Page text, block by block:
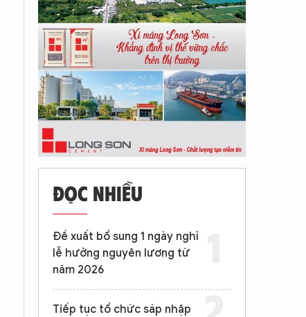
ĐỌC NHIỀU
Đề xuất bổ sung 1 ngày nghỉ
lễ hưởng nguyên lương từ
năm 2026
Tiếp tục tổ chức sáp nhập